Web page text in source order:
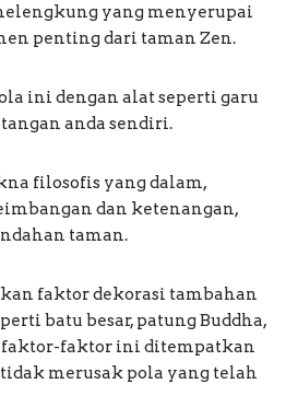
yang menyerupai
penting dari taman Zen.
ini dengan alat seperti garu
anda sendiri.
filosofis yang dalam,
dan ketenangan,
taman.
faktor dekorasi tambahan
batu besar, patung Buddha,
faktor-faktor ini ditempatkan
merusak pola yang telah